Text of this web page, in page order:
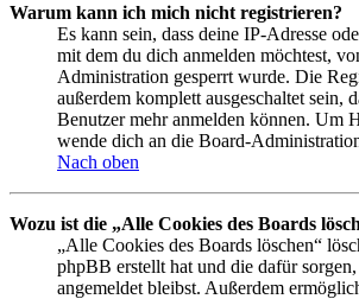
Warum kann ich mich nicht registrieren?
Es kann sein, dass deine IP-Adresse
mit dem du dich anmelden möchtest,
Administration gesperrt wurde. Die
außerdem komplett ausgeschaltet sein,
Benutzer mehr anmelden können. Um
wende dich an die Board-
Nach oben
Wozu ist die „Alle Cookies des Boards
„Alle Cookies des Boards löschen“
phpBB erstellt hat und die dafür
angemeldet bleibst. Außerdem